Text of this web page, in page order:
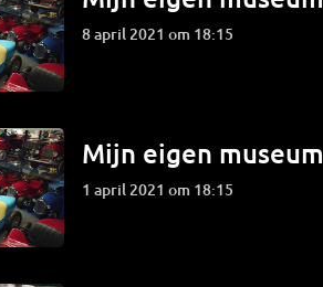
8 april 2021 om 18:15
Mijn eigen museum
1 april 2021 om 18:15